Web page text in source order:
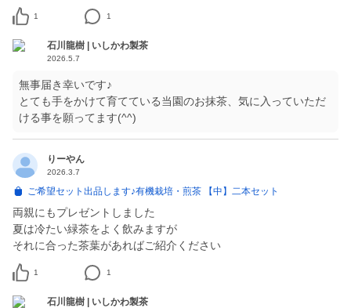
1 1
石川龍樹 | いしかわ製茶
2026.5.7
無事届き幸いです♪
とても手をかけて育てている当園のお抹茶、気に入っていただ
ける事を願ってます(^^)
りーやん
2026.3.7
ご希望セット出品します♪有機栽培・煎茶 【中】二本セット
両親にもプレゼントしました
夏は冷たい緑茶をよく飲みますが
それに合った茶葉があればご紹介ください
1 1
石川龍樹 | いしかわ製茶